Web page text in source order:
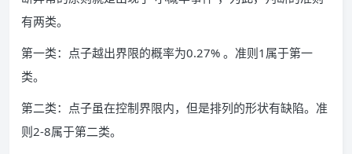
有两类。
第一类：点子越出界限的概率为0.27% 。准则1属于第一
类。
第二类：点子虽在控制界限内，但是排列的形状有缺陷。准
则2-8属于第二类。